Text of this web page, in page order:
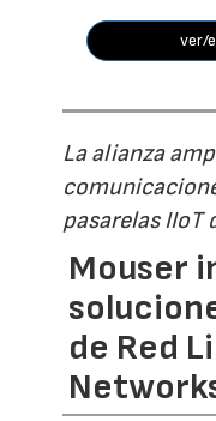
ver/
La alianza
pasarelas
Mouser
de Red